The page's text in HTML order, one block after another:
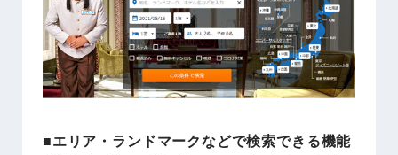
■エリア・ランドマークなどで検索できる機能